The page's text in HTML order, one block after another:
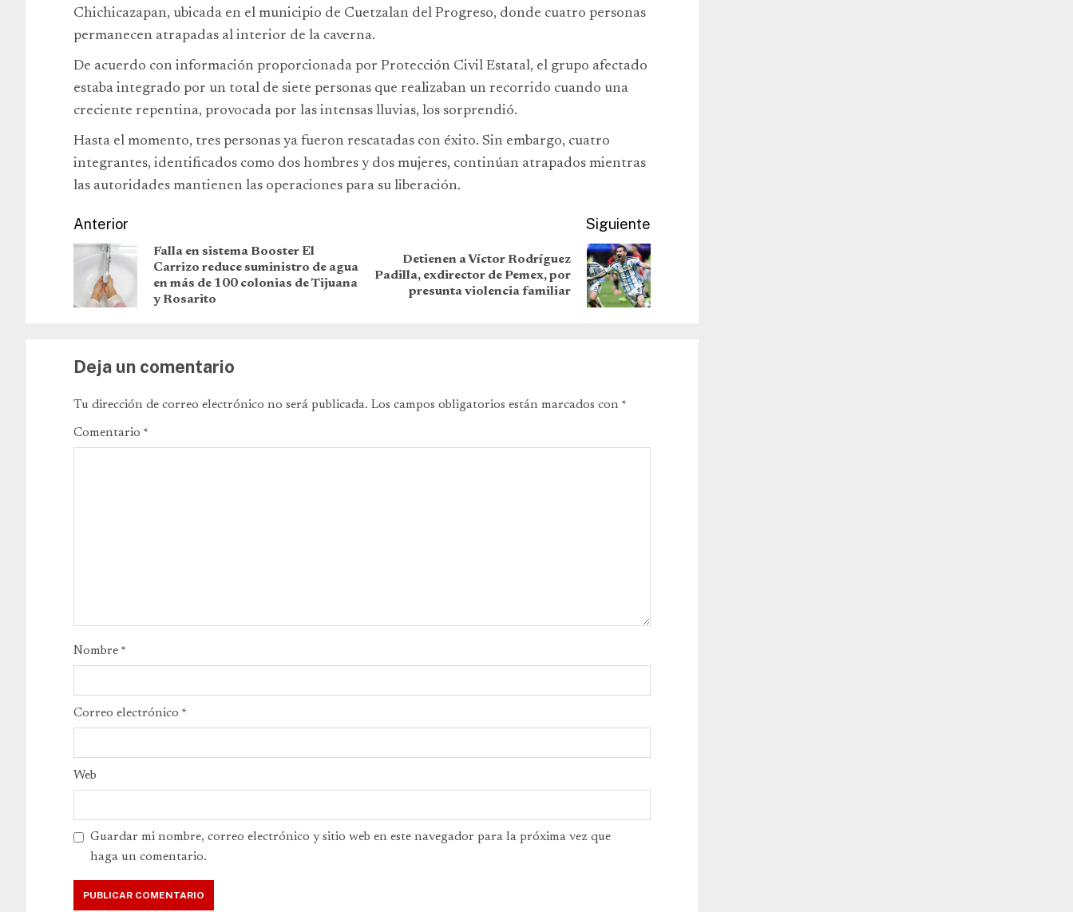
Chichicazapan, ubicada en el municipio de Cuetzalan del Progreso, donde cuatro personas
permanecen atrapadas al interior de la caverna.
De acuerdo con información proporcionada por Protección Civil Estatal, el grupo afectado
estaba integrado por un total de siete personas que realizaban un recorrido cuando una
creciente repentina, provocada por las intensas lluvias, los sorprendió.
Hasta el momento, tres personas ya fueron rescatadas con éxito. Sin embargo, cuatro
integrantes, identificados como dos hombres y dos mujeres, continúan atrapados mientras
las autoridades mantienen las operaciones para su liberación.
Anterior
Falla en sistema Booster El
Carrizo reduce suministro de agua
en más de 100 colonias de Tijuana
y Rosarito
Siguiente
Detienen a Víctor Rodríguez
Padilla, exdirector de Pemex, por
presunta violencia familiar
Deja un comentario
Tu dirección de correo electrónico no será publicada. Los campos obligatorios están marcados con *
Comentario *
Nombre *
Correo electrónico *
Web
Guardar mi nombre, correo electrónico y sitio web en este navegador para la próxima vez que
haga un comentario.